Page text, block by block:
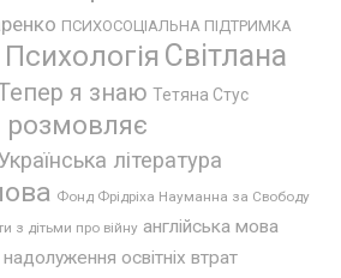
ПСИХОСОЦІАЛЬНА ПІДТРИМКА
Психологія Світлана
я знаю Тетяна Стус
розмовляє
література
Фонд Фрідріха Науманна за Свободу
з дітьми про війну англійська мова
надолуження освітніх втрат